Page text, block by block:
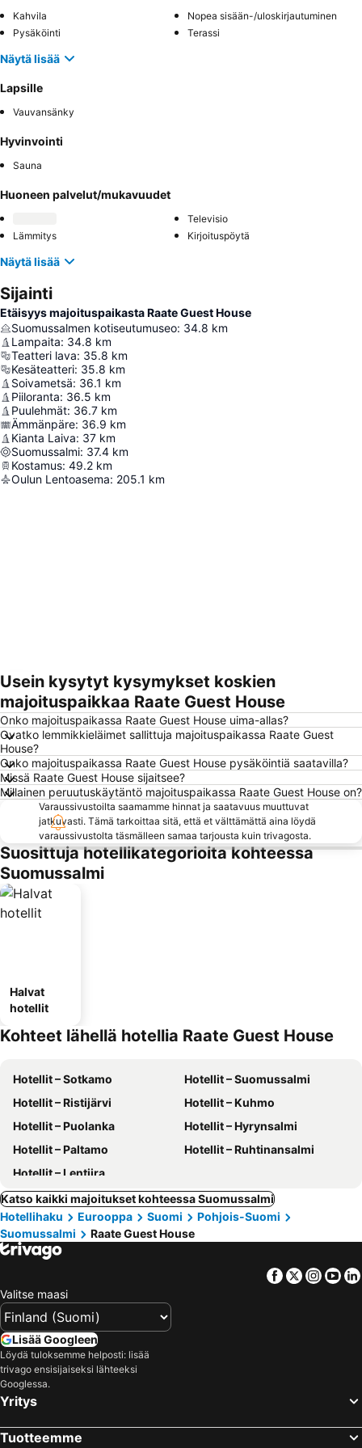
Kahvila
Nopea sisään-/uloskirjautuminen
Pysäköinti
Terassi
Näytä lisää
Lapsille
Vauvansänky
Hyvinvointi
Sauna
Huoneen palvelut/mukavuudet
Televisio
Lämmitys
Kirjoituspöytä
Näytä lisää
Sijainti
Etäisyys majoituspaikasta Raate Guest House
Suomussalmen kotiseutumuseo: 34.8 km
Lampaita: 34.8 km
Teatteri lava: 35.8 km
Kesäteatteri: 35.8 km
Soivametsä: 36.1 km
Piiloranta: 36.5 km
Puulehmät: 36.7 km
Ämmänpäre: 36.9 km
Kianta Laiva: 37 km
Suomussalmi: 37.4 km
Kostamus: 49.2 km
Oulun Lentoasema: 205.1 km
Laajenna kartta
Usein kysytyt kysymykset koskien
majoituspaikkaa Raate Guest House
Onko majoituspaikassa Raate Guest House uima-allas?
Ovatko lemmikkieläimet sallittuja majoituspaikassa Raate Guest
House?
Onko majoituspaikassa Raate Guest House pysäköintiä saatavilla?
Missä Raate Guest House sijaitsee?
Millainen peruutuskäytäntö majoituspaikassa Raate Guest House on?
Varaussivustoilta saamamme hinnat ja saatavuus muuttuvat
jatkuvasti. Tämä tarkoittaa sitä, että et välttämättä aina löydä
varaussivustolta täsmälleen samaa tarjousta kuin trivagosta.
Suosittuja hotellikategorioita kohteessa
Suomussalmi
Halvat
hotellit
Kohteet lähellä hotellia Raate Guest House
Hotellit – Sotkamo
Hotellit – Suomussalmi
Hotellit – Ristijärvi
Hotellit – Kuhmo
Hotellit – Puolanka
Hotellit – Hyrynsalmi
Hotellit – Paltamo
Hotellit – Ruhtinansalmi
Hotellit – Lentiira
Katso kaikki majoitukset kohteessa Suomussalmi
Hotellihaku
Eurooppa Suomi
Pohjois-Suomi
Suomussalmi
Raate Guest House
Facebook
Twitter
Valitse maasi
Lisää Googleen
Löydä tuloksemme helposti: lisää
trivago ensisijaiseksi lähteeksi
Googlessa.
Yritys
Tuotteemme